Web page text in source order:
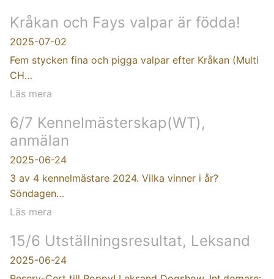
Kråkan och Fays valpar är födda!
2025-07-02
Fem stycken fina och pigga valpar efter Kråkan (Multi
CH…
Läs mera
6/7 Kennelmästerskap(WT),
anmälan
2025-06-24
3 av 4 kennelmästare 2024. Vilka vinner i år?
Söndagen…
Läs mera
15/6 Utställningsresultat, Leksand
2025-06-24